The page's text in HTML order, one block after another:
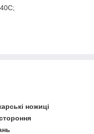
ножиці